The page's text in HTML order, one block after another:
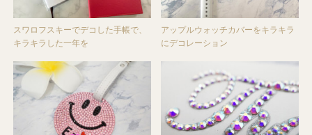
スワロフスキーでデコした手帳で、
キラキラした一年を
アップルウォッチカバーをキラキラ
にデコレーション